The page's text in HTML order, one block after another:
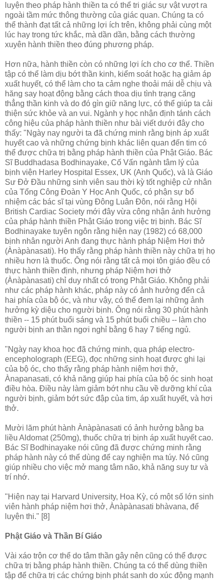
luyện theo pháp hành thiền ta có thể tri giác sự vật vượt ra
ngoài tầm mức thông thường của giác quan. Chúng ta có
thể thành đạt tất cả những lợi ích trên, không phải cùng một
lúc hay trong tức khắc, mà dần dần, bằng cách thường
xuyên hành thiền theo đúng phương pháp.
Hơn nữa, hành thiền còn có những lợi ích cho cơ thể. Thiền
tập có thể làm dịu bớt thần kinh, kiểm soát hoặc hạ giảm áp
xuất huyết, có thể làm cho ta cảm nghe thoải mái dễ chịu và
hăng say hoạt động bằng cách thoa dịu tình trạng căng
thẳng thần kinh và do đó gìn giữ năng lực, có thể giúp ta cải
thiện sức khỏe và an vui. Ngành y học nhận định tánh cách
công hiệu của pháp hành thiền như bài viết dưới đây cho
thấy: "Ngày nay người ta đã chứng minh rằng bịnh áp xuất
huyết cao và những chứng bịnh khác liên quan đến tim có
thể được chữa trị bằng pháp hành thiền của Phật Giáo. Bác
Sĩ Buddhadasa Bodhinayake, Cố Vấn ngành tâm lý của
bịnh viện Harley Hospital Essex, UK (Anh Quốc), và là Giáo
Sư Ðở Ðầu những sinh viên sau thời kỳ tốt nghiệp cử nhân
của Tổng Công Ðoàn Y Học Anh Quốc, có phận sự bổ
nhiệm các bác sĩ tại vùng Ðông Luân Ðôn, nói rằng Hội
British Cardiac Society mới đây vừa công nhận ảnh hưởng
của pháp hành thiền Phật Giáo trong việc trị bịnh. Bác Sĩ
Bodhinayake tuyên ngôn rằng hiện nay (1982) có 68,000
bịnh nhân người Anh đang thực hành pháp Niệm Hơi thở
(Ànàpànasati). Họ thấy rằng pháp hành thiền này chữa trị họ
nhiều hơn là thuốc. Ông nói rằng tất cả mọi tôn giáo đều có
thực hành thiền định, nhưng pháp Niệm hơi thở
(Ànàpànasati) chỉ duy nhất có trong Phật Giáo. Không phải
như các pháp hành khác, pháp này có ảnh hưởng đến cả
hai phía của bộ óc, và như vậy, có thể đem lại những ảnh
hưởng kỳ diệu cho người bịnh. Ông nói rằng 30 phút hành
thiền -- 15 phút buổi sáng và 15 phút buổi chiều -- làm cho
người bịnh an thần ngơi nghỉ bằng 6 hay 7 tiếng ngủ.
"Ngày nay khoa học đã chứng minh, qua pháp electro-
encepholograph (EEG), đọc những sinh hoạt được ghi lại
của bộ óc, cho thấy rằng pháp hành niệm hơi thở,
Ànapanasati, có khả năng giúp hai phía của bộ óc sinh hoạt
điều hòa. Ðiều này làm giảm bớt nhu cầu về dưỡng khí của
người bịnh, giảm bớt sức đập của tim, áp xuất huyết, và hơi
thở.
Mười lăm phút hành Ànàpànasati có ảnh hưởng bằng ba
liều Aldomat (250mg), thuốc chữa trị bịnh áp xuất huyết cao.
Bác Sĩ Bodhinayake nói cũng đã được chứng minh rằng
pháp hành này có thể dùng để cay nghiện ma túy. Nó cũng
giúp nhiều cho việc mở mang tâm não, khả năng suy tư và
trí nhớ.
"Hiện nay tại Harvard University, Hoa Kỳ, có một số lớn sinh
viên hành pháp niệm hơi thở, Ànàpànasati bhàvana, để
luyện thi." [8]
Phật Giáo và Thần Bí Giáo
Vài xáo trộn cơ thể do tâm thần gây nên cũng có thể được
chữa trị bằng pháp hành thiền. Chúng ta có thể dùng thiền
tập để chữa trị các chứng bịnh phát sanh do xúc động mạnh